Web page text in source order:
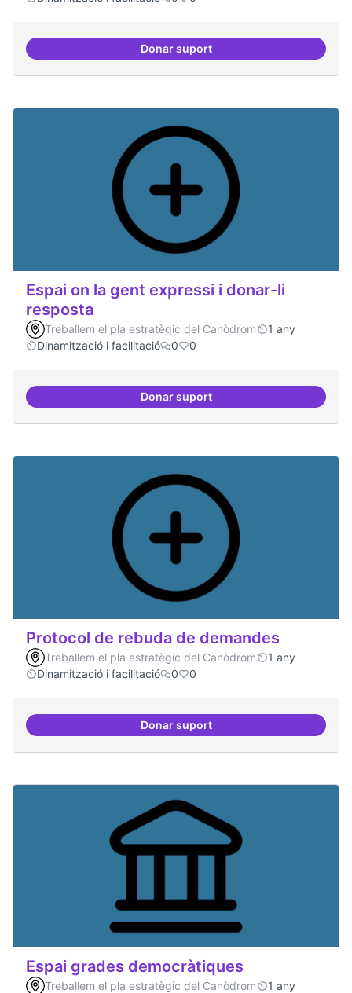
Donar suportTrobades democràtiques
Espai on la gent expressi i donar-li
resposta
Treballem el pla estratègic del Canòdrom
1 any
Dinamització i facilitació
0 0
Donar suportEspai on la gent expressi i
Protocol de rebuda de demandes
Treballem el pla estratègic del Canòdrom
1 any
Dinamització i facilitació
0 0
Donar suportProtocol de rebuda de demandes
Espai grades democràtiques
Treballem el pla estratègic del Canòdrom
1 any